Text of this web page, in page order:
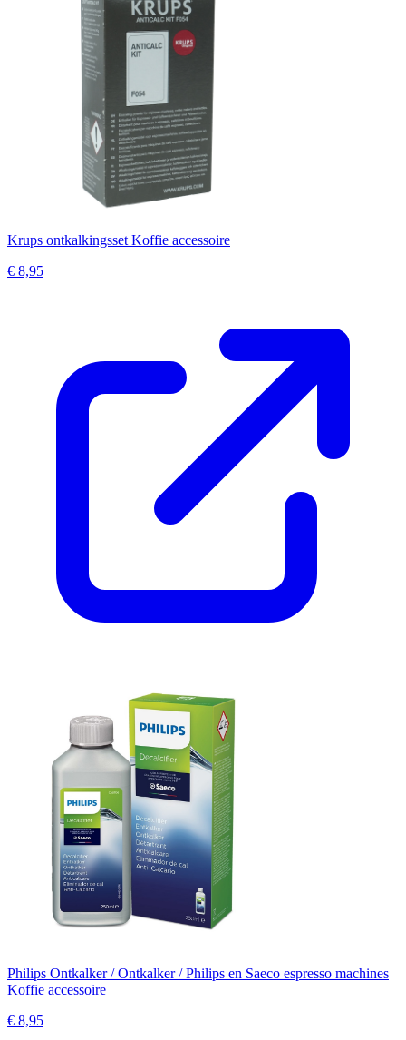
Krups ontkalkingsset Koffie accessoire
€ 8,95
Philips Ontkalker / Ontkalker / Philips en Saeco espresso machines
Koffie accessoire
€ 8,95